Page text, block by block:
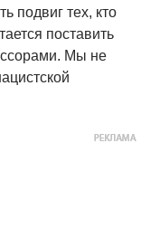
подвиг тех, кто
поставить
Мы не